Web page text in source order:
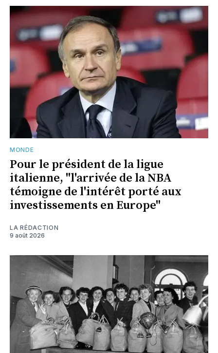
MONDE
Pour le président de la ligue
italienne, "l'arrivée de la NBA
témoigne de l'intérêt porté aux
investissements en Europe"
LA RÉDACTION
9 août 2026